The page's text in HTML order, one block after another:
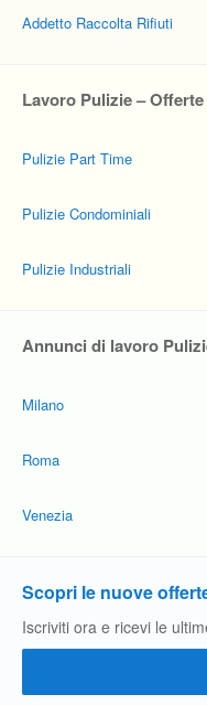
Addetto Raccolta Rifiuti
Lavoro Pulizie –
Pulizie Part Time
Pulizie Condominiali
Pulizie Industriali
Annunci di lavoro
Milano
Roma
Venezia
Scopri le nuove
Iscriviti ora e ricevi le